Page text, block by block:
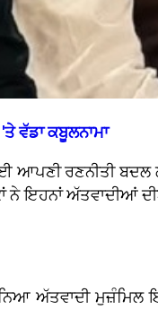
ਵੱਡਾ ਕਬੂਲਨਾਮਾ
ਆਪਣੀ ਰਣਨੀਤੀ
ਨੇ ਇਹਨਾਂ ਅੱਤਵਾਦੀਆਂ
ਮੁਜ਼ੰਮਿਲ